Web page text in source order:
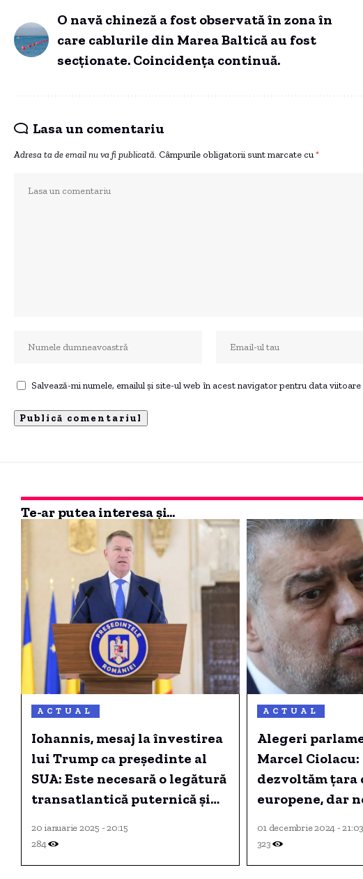
O navă chineză a fost observată în zona în
care cablurile din Marea Baltică au fost
secționate. Coincidența continuă.
Lasa un comentariu
Adresa ta de email nu va fi publicată. Câmpurile obligatorii sunt marcate cu *
Salvează-mi numele, emailul și site-ul web în acest navigator pentru data
Te-ar putea interesa și...
ACTUAL
Iohannis, mesaj la învestirea
lui Trump ca președinte al
SUA: Este necesară o legătură
transatlantică puternică și
20 ianuarie 2025 - 20:15
284
ACTUAL
Alegeri
Marcel
dezvoltăm țara
europene, dar
01 decembrie 2024 - 21:03
323